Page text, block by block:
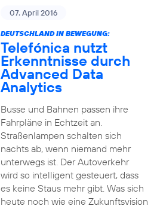
07. April 2016
DEUTSCHLAND IN BEWEGUNG:
Telefónica nutzt
Erkenntnisse durch
Advanced Data
Analytics
Busse und Bahnen passen ihre
Fahrpläne in Echtzeit an.
Straßenlampen schalten sich
nachts ab, wenn niemand mehr
unterwegs ist. Der Autoverkehr
wird so intelligent gesteuert, dass
es keine Staus mehr gibt. Was sich
heute noch wie eine Zukunftsvision